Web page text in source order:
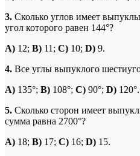
3. Сколько углов имеет
угол которого равен 144°?
A) 12; B) 11; C) 10; D) 9.
4. Все углы выпуклого
A) 135°; B) 108°; C) 90°; D) 120°.
5. Сколько сторон имеет
сумма равна 2700°?
A) 18; B) 17; C) 16; D) 15.